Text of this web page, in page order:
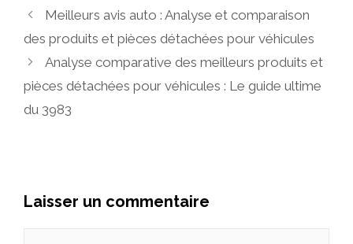
Meilleurs avis auto : Analyse et comparaison
des produits et pièces détachées pour véhicules
Analyse comparative des meilleurs produits et
pièces détachées pour véhicules : Le guide ultime
du 3983
Laisser un commentaire